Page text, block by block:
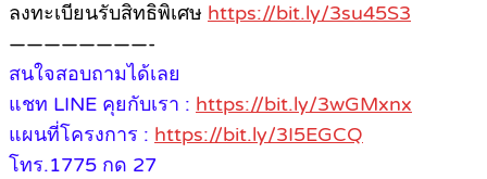
ลงทะเบียนรับสิทธิพิเศษ https://bit.ly/3su45S3
————————-
สนใจสอบถามได้เลย
แชท LINE คุยกับเรา : https://bit.ly/3wGMxnx
แผนที่โครงการ : https://bit.ly/3I5EGCQ
โทร.1775 กด 27